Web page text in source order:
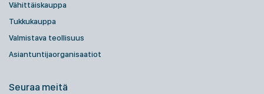
Vähittäiskauppa
Tukkukauppa
Valmistava teollisuus
Asiantuntijaorganisaatiot
Seuraa meitä